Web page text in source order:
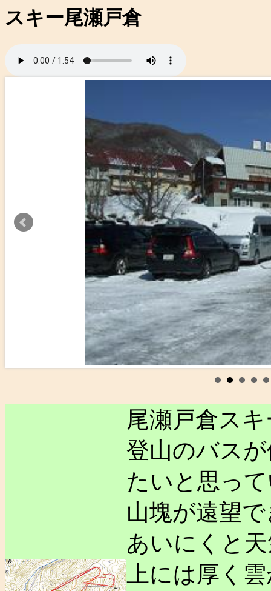
スキー尾瀬戸倉
尾瀬戸倉ス
登山のバス
たいと思っ
山塊が遠望
あいにくと
上には厚く